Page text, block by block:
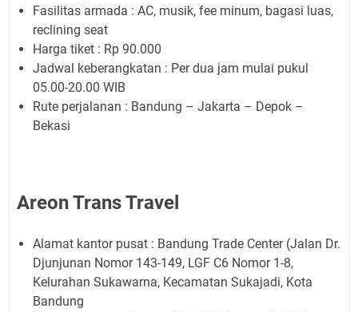
Fasilitas armada : AC, musik, fee minum, bagasi luas,
reclining seat
Harga tiket : Rp 90.000
Jadwal keberangkatan : Per dua jam mulai pukul
05.00-20.00 WIB
Rute perjalanan : Bandung – Jakarta – Depok –
Bekasi
Areon Trans Travel
Alamat kantor pusat : Bandung Trade Center (Jalan Dr.
Djunjunan Nomor 143-149, LGF C6 Nomor 1-8,
Kelurahan Sukawarna, Kecamatan Sukajadi, Kota
Bandung